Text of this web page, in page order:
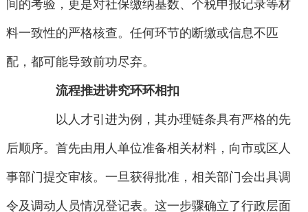
间的考验，更是对社保缴纳基数、个税申报记录等材
料一致性的严格核查。任何环节的断缴或信息不匹
配，都可能导致前功尽弃。
流程推进讲究环环相扣
以人才引进为例，其办理链条具有严格的先
后顺序。首先由用人单位准备相关材料，向市或区人
事部门提交审核。一旦获得批准，相关部门会出具调
令及调动人员情况登记表。这一步骤确立了行政层面